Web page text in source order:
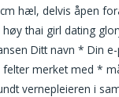
hæl, delvis åpen
thai girl dating
Ditt navn * Din
merket med *
vernepleieren i